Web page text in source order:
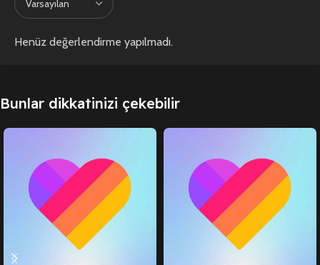
Henüz değerlendirme yapılmadı.
Bunlar dikkatinizi çekebilir